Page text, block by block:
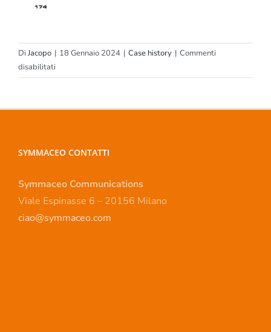
Di Jacopo | 18 Gennaio 2024 | Case history | Commenti
disabilitati
Archimedia
SYMMACEO CONTATTI
Symmaceo Communications
Viale Espinasse 6 – 20156 Milano
ciao@symmaceo.com